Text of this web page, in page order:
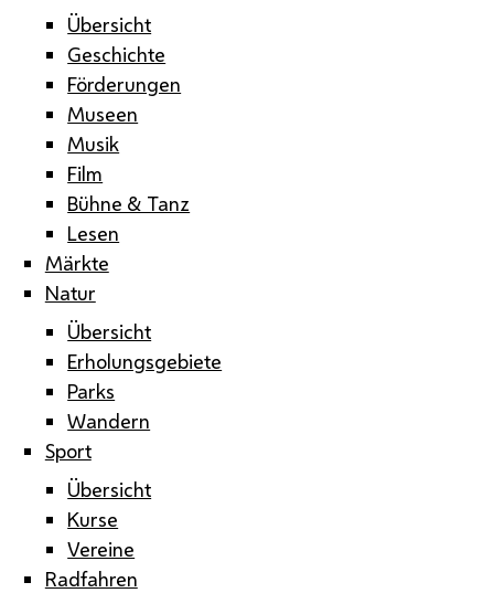
Übersicht
Geschichte
Förderungen
Museen
Musik
Film
Bühne & Tanz
Lesen
Märkte
Natur
Übersicht
Erholungsgebiete
Parks
Wandern
Sport
Übersicht
Kurse
Vereine
Radfahren